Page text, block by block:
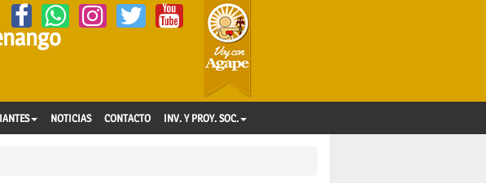
NOTICIAS CONTACTO INV. Y PROY. SOC.